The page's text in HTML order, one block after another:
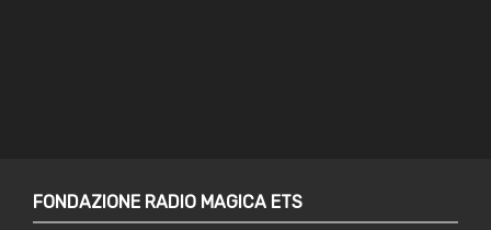
FONDAZIONE RADIO MAGICA ETS